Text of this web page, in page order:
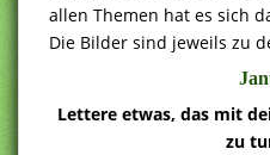
allen Themen hat es sich
Die Bilder sind jeweils zu
Lettere etwas, das mit
zu